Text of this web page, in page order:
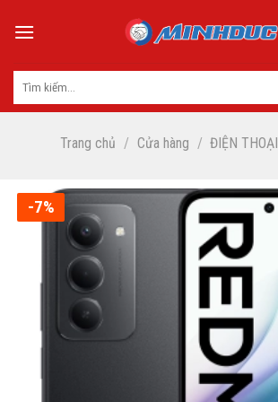
Trang chủ / Cửa hàng / ĐIỆN THOẠI
-7%